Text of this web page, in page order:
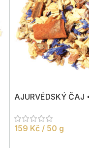
AJURVÉDSKÝ ČAJ
159 Kč / 50 g